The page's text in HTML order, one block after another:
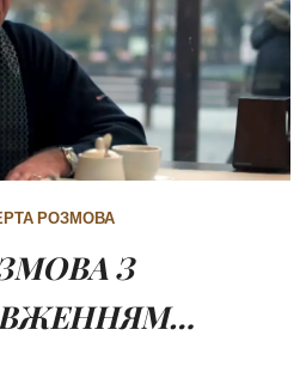
РОЗМОВА
З